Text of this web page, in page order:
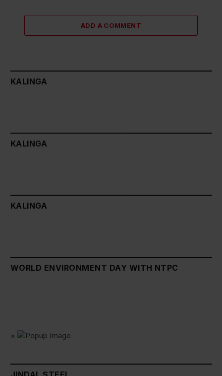
ADD A COMMENT
KALINGA
KALINGA
KALINGA
WORLD ENVIRONMENT DAY WITH NTPC
×